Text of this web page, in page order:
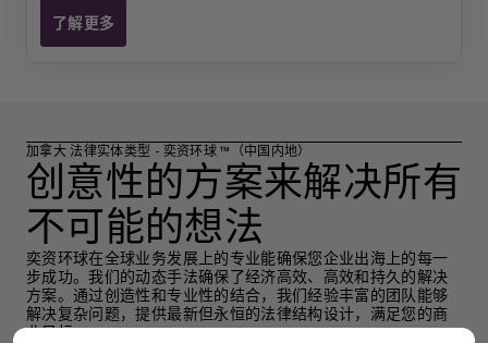
了解更多
加拿大 SP
加拿大 法律实体类型 - 奕资环球 ™（中国内地）
创意性的方案来解决所有
不可能的想法
奕资环球在全球业务发展上的专业能确保您企业出海上的每一
步成功。我们的动态手法确保了经济高效、高效和持久的解决
方案。通过创造性和专业性的结合，我们经验丰富的团队能够
解决复杂问题，提供最新但永恒的法律结构设计，满足您的商
业目标。